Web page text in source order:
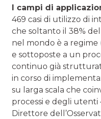
I campi di
469 casi di utilizzo di
che soltanto il 38%
nel mondo è a
e sottoposte a un
continuo già
in corso di
su larga scala che
processi e degli utenti
Direttore